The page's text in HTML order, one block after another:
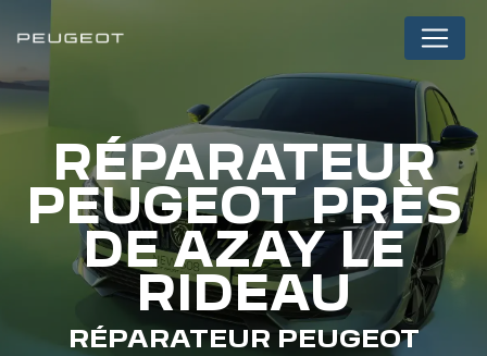
RÉPARATEUR
PEUGEOT PRÈS
DE AZAY LE
RIDEAU
RÉPARATEUR PEUGEOT